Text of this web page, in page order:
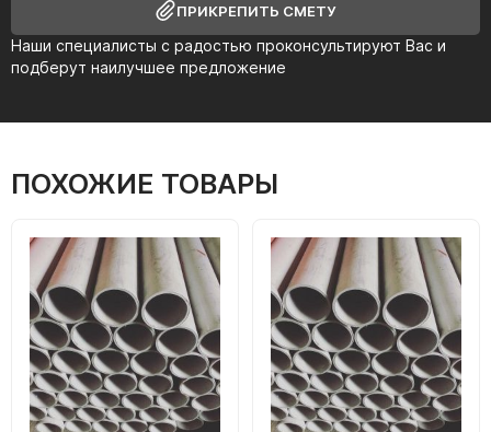
Наши специалисты с радостью проконсультируют Вас и
подберут наилучшее предложение
ПРИКРЕПИТЬ СМЕТУ
ПОХОЖИЕ ТОВАРЫ